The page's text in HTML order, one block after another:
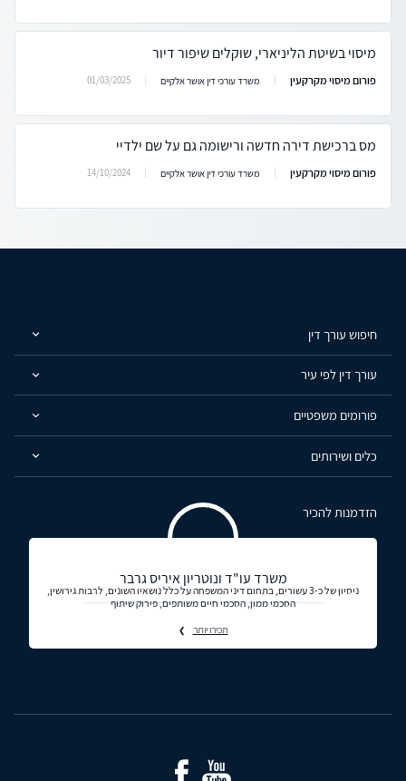
מיסוי בשיטת הליניארי, שוקלים שיפור דיור
פורום מיסוי מקרקעין משרד עורכי דין אושר אלקיים 01/03/2025
מס ברכישת דירה חדשה ורישומה גם על שם ילדיי
פורום מיסוי מקרקעין משרד עורכי דין אושר אלקיים 14/10/2024
חיפוש עורך דין
עורך דין לפי עיר
פורומים משפטיים
כלים ושירותים
הזדמנות להכיר
משרד עו"ד ונוטריון איריס גרבר
ניסיון של כ-3 עשורים, בתחום דיני המשפחה על כלל נושאיו השונים, לרבות גירושין,
הסכמי ממון, הסכמי חיים משותפים, פירוק שיתוף
תכירו יותר